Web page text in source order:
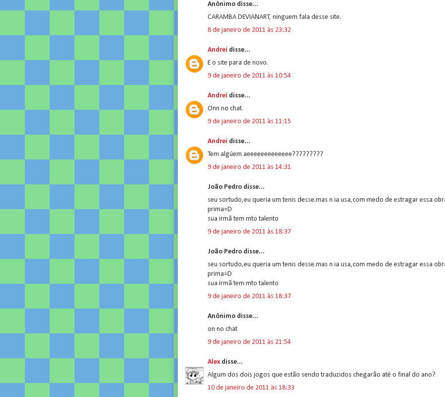
Anônimo disse...
CARAMBA DEVIANART, ninguem fala desse site.
8 de janeiro de 2011 às 23:32
Andrei disse...
E o site para de novo.
9 de janeiro de 2011 às 10:54
Andrei disse...
Onn no chat.
9 de janeiro de 2011 às 11:15
Andrei disse...
Tem algúem aeeeeeeeeeeeee?????????
9 de janeiro de 2011 às 14:31
João Pedro disse...
seu sortudo,eu queria um tenis desse.mas n ia usa,com medo de estragar essa
prima=D
sua irmã tem mto talento
9 de janeiro de 2011 às 18:37
João Pedro disse...
seu sortudo,eu queria um tenis desse.mas n ia usa,com medo de estragar essa
prima=D
sua irmã tem mto talento
9 de janeiro de 2011 às 18:37
Anônimo disse...
on no chat
9 de janeiro de 2011 às 21:54
Alex disse...
Algum dos dois jogos que estão sendo traduzidos chegarão até o final do ano?
10 de janeiro de 2011 às 18:33